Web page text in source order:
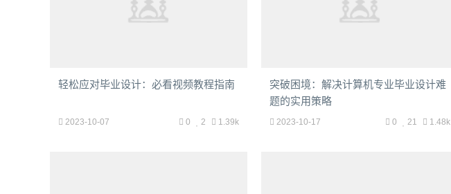
轻松应对毕业设计：必看视频教程指南
2023-10-07 1.39k
2
0
突破困境：解决计算机专业毕业设计难
题的实用策略
2023-10-17 1.48k
21
0